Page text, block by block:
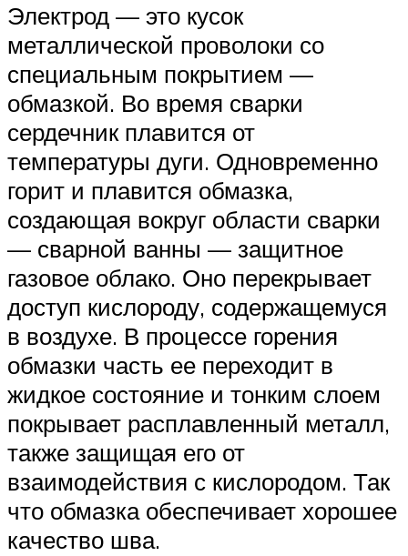
Электрод — это кусок
металлической проволоки со
специальным покрытием —
обмазкой. Во время сварки
сердечник плавится от
температуры дуги. Одновременно
горит и плавится обмазка,
создающая вокруг области сварки
— сварной ванны — защитное
газовое облако. Оно перекрывает
доступ кислороду, содержащемуся
в воздухе. В процессе горения
обмазки часть ее переходит в
жидкое состояние и тонким слоем
покрывает расплавленный металл,
также защищая его от
взаимодействия с кислородом. Так
что обмазка обеспечивает хорошее
качество шва.